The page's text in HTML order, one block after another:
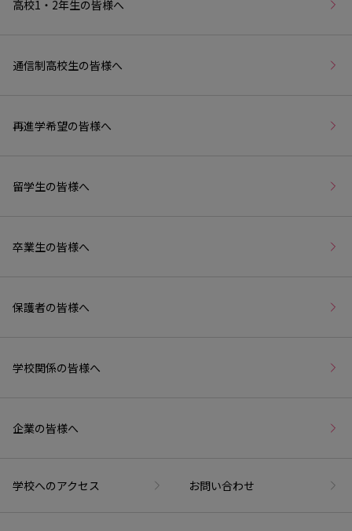
高校1・2年生の皆様へ
通信制高校生の皆様へ
再進学希望の皆様へ
留学生の皆様へ
卒業生の皆様へ
保護者の皆様へ
学校関係の皆様へ
企業の皆様へ
学校へのアクセス お問い合わせ